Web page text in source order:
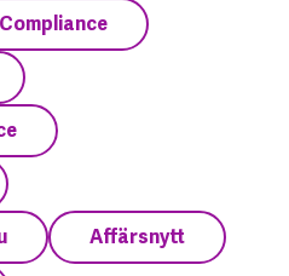
Compliance
Affärsnytt